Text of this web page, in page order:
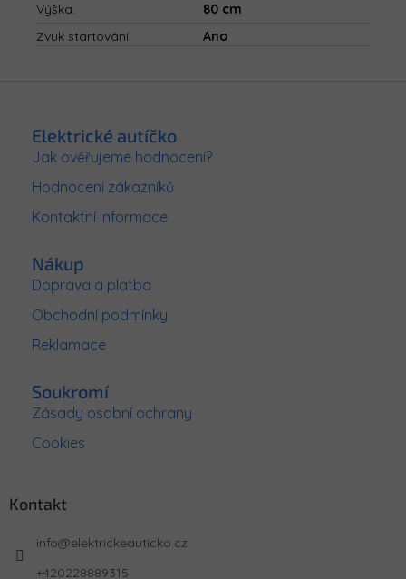
Výška:
80 cm
Zvuk startování: Ano
Elektrické autíčko
Jak ověřujeme hodnocení?
Hodnocení zákazníků
Kontaktní informace
Nákup
Doprava a platba
Obchodní podmínky
Reklamace
Soukromí
Zásady osobní ochrany
Cookies
Kontakt
info@elektrickeauticko.cz
+420228889315